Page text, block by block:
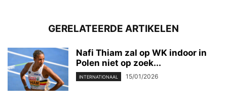
GERELATEERDE ARTIKELEN
Nafi Thiam zal op WK indoor in
Polen niet op zoek...
INTERNATIONAAL 15/01/2026